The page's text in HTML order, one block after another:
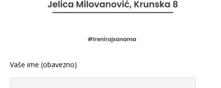
Vaše ime (obavezno)